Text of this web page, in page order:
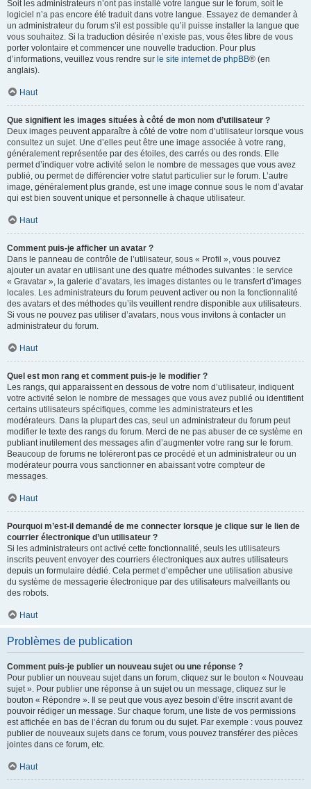
Soit les administrateurs n’ont pas installé votre langue sur le forum, soit le
logiciel n’a pas encore été traduit dans votre langue. Essayez de demander à
un administrateur du forum s’il est possible qu’il puisse installer la langue que
vous souhaitez. Si la traduction désirée n’existe pas, vous êtes libre de vous
porter volontaire et commencer une nouvelle traduction. Pour plus
d’informations, veuillez vous rendre sur le site internet de phpBB® (en
anglais).
Haut
Que signifient les images situées à côté de mon nom d’utilisateur ?
Deux images peuvent apparaître à côté de votre nom d’utilisateur lorsque vous
consultez un sujet. Une d’elles peut être une image associée à votre rang,
généralement représentée par des étoiles, des carrés ou des ronds. Elle
permet d’indiquer votre activité selon le nombre de messages que vous avez
publié, ou permet de différencier votre statut particulier sur le forum. L’autre
image, généralement plus grande, est une image connue sous le nom d’avatar
qui est bien souvent unique et personnelle à chaque utilisateur.
Haut
Comment puis-je afficher un avatar ?
Dans le panneau de contrôle de l’utilisateur, sous « Profil », vous pouvez
ajouter un avatar en utilisant une des quatre méthodes suivantes : le service
« Gravatar », la galerie d’avatars, les images distantes ou le transfert d’images
locales. Les administrateurs du forum peuvent activer ou non la fonctionnalité
des avatars et des méthodes qu’ils veuillent rendre disponible aux utilisateurs.
Si vous ne pouvez pas utiliser d’avatars, nous vous invitons à contacter un
administrateur du forum.
Haut
Quel est mon rang et comment puis-je le modifier ?
Les rangs, qui apparaissent en dessous de votre nom d’utilisateur, indiquent
votre activité selon le nombre de messages que vous avez publié ou identifient
certains utilisateurs spécifiques, comme les administrateurs et les
modérateurs. Dans la plupart des cas, seul un administrateur du forum peut
modifier le texte des rangs du forum. Merci de ne pas abuser de ce système en
publiant inutilement des messages afin d’augmenter votre rang sur le forum.
Beaucoup de forums ne toléreront pas ce procédé et un administrateur ou un
modérateur pourra vous sanctionner en abaissant votre compteur de
messages.
Haut
Pourquoi m’est-il demandé de me connecter lorsque je clique sur le lien de
courrier électronique d’un utilisateur ?
Si les administrateurs ont activé cette fonctionnalité, seuls les utilisateurs
inscrits peuvent envoyer des courriers électroniques aux autres utilisateurs
depuis un formulaire dédié. Cela permet d’empêcher une utilisation abusive
du système de messagerie électronique par des utilisateurs malveillants ou
des robots.
Haut
Problèmes de publication
Comment puis-je publier un nouveau sujet ou une réponse ?
Pour publier un nouveau sujet dans un forum, cliquez sur le bouton « Nouveau
sujet ». Pour publier une réponse à un sujet ou un message, cliquez sur le
bouton « Répondre ». Il se peut que vous ayez besoin d’être inscrit avant de
pouvoir rédiger un message. Sur chaque forum, une liste de vos permissions
est affichée en bas de l’écran du forum ou du sujet. Par exemple : vous pouvez
publier de nouveaux sujets dans ce forum, vous pouvez transférer des pièces
jointes dans ce forum, etc.
Haut